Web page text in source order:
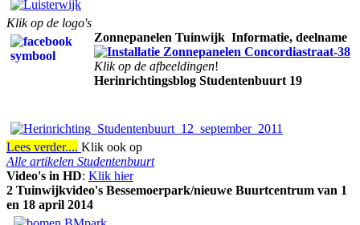
Klik op de logo's
Zonnepanelen Tuinwijk Informatie, deelname
Klik op de afbeeldingen!
Herinrichtingsblog Studentenbuurt 19
Lees verder.... Klik ook op
Alle artikelen Studentenbuurt
Video's in HD: Klik hier
2 Tuinwijkvideo's Bessemoerpark/nieuwe Buurtcentrum van 1
en 18 april 2014